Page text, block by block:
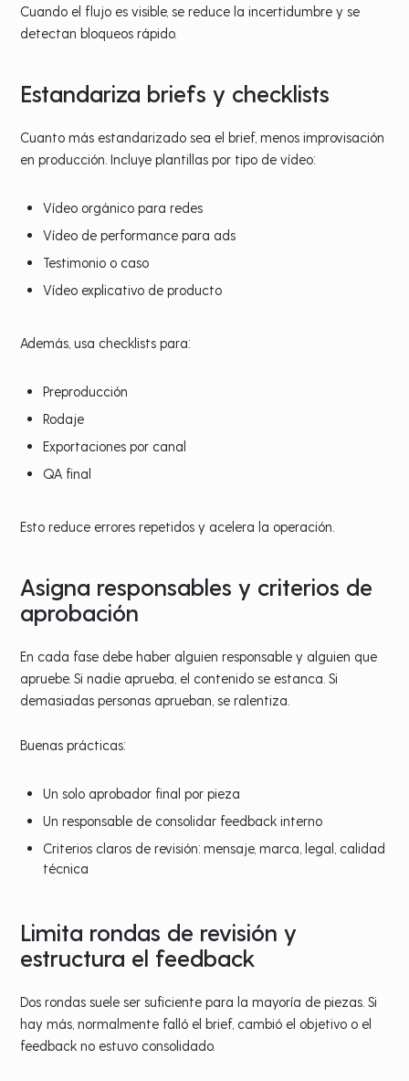
Cuando el flujo es visible, se reduce la incertidumbre y se
detectan bloqueos rápido.
Estandariza briefs y checklists
Cuanto más estandarizado sea el brief, menos improvisación
en producción. Incluye plantillas por tipo de vídeo:
Vídeo orgánico para redes
Vídeo de performance para ads
Testimonio o caso
Vídeo explicativo de producto
Además, usa checklists para:
Preproducción
Rodaje
Exportaciones por canal
QA final
Esto reduce errores repetidos y acelera la operación.
Asigna responsables y criterios de
aprobación
En cada fase debe haber alguien responsable y alguien que
apruebe. Si nadie aprueba, el contenido se estanca. Si
demasiadas personas aprueban, se ralentiza.
Buenas prácticas:
Un solo aprobador final por pieza
Un responsable de consolidar feedback interno
Criterios claros de revisión: mensaje, marca, legal, calidad
técnica
Limita rondas de revisión y
estructura el feedback
Dos rondas suele ser suficiente para la mayoría de piezas. Si
hay más, normalmente falló el brief, cambió el objetivo o el
feedback no estuvo consolidado.